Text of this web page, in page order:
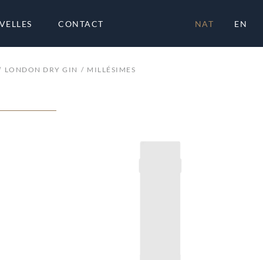
CONTACT NAT EN
LONDON DRY GIN MILLÉSIMES